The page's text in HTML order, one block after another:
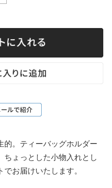
的。ティーバッグホルダー
ちょっとした小物入れとし
お届けいたします。